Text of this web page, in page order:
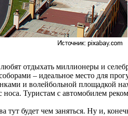
отдыхать миллионеры и
– идеальное место для
и волейбольной площадкой
Туристам с автомобилем
будет чем заняться. Ну и,